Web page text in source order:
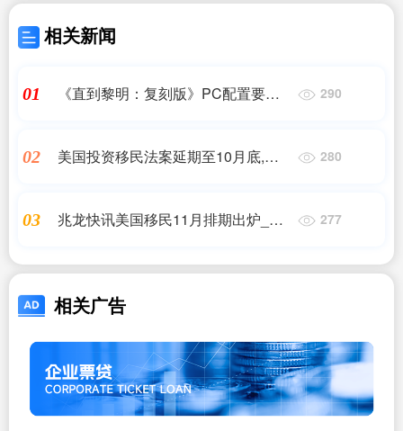
相关新闻
01
《直到黎明：复刻版》PC配置要求
290
02
美国投资移民法案延期至10月底,加拿
280
03
兆龙快讯美国移民11月排期出炉_美
来政策要出现什么变化吗?现在投 ..._
277
相关广告